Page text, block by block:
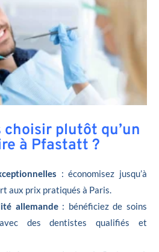
plutôt qu’un
à Pfastatt ?
: économisez jusqu’à
aux prix pratiqués à Paris.
allemande: bénéficiez de soins
avec des dentistes qualifiés et